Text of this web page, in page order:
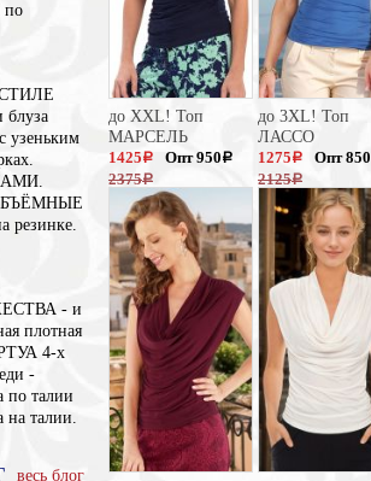
по
резинке.
- и
плотная
4-х
-
по талии
на талии.
весь блог
до XXL! Топ
МАРСЕЛЬ
1425 a
2375a
Опт 950 a
до 3XL! Топ
ЛАССО
1275 a
2125a
Опт 850